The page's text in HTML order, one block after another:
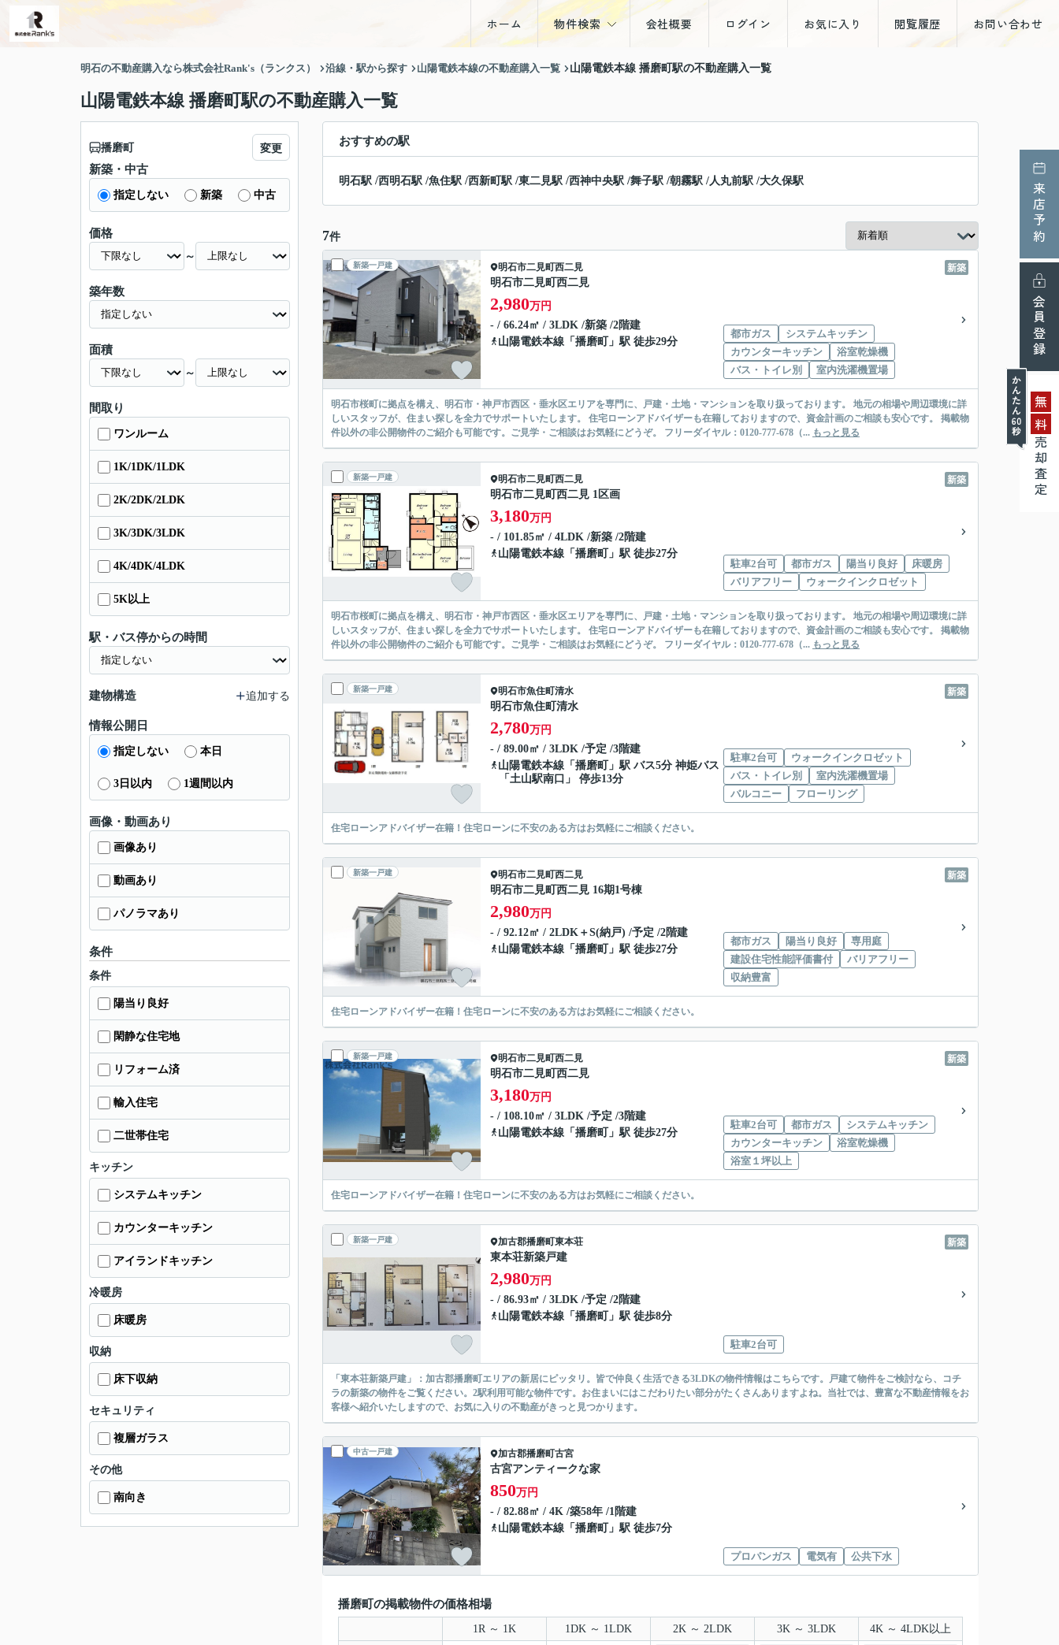
ホーム 物件検索
土地
会社概要 ログイン お気に入り 閲覧履歴 お問い合わせ
来店予約
会員登録
無
料
売却査定
明石の不動産購入なら株式会社Rank's（ランクス） 沿線・駅から探す 山陽電鉄本線の不動産購入一覧 山陽電鉄本線 播磨町駅の不動産購入一覧
山陽電鉄本線 播磨町駅の不動産購入一覧
おすすめの駅
明石駅 /西明石駅 /魚住駅 /西新町駅 /東二見駅 /西神中央駅 /舞子駅 /朝霧駅 /人丸前駅 /大久保駅
7件
新築一戸建 新築
明石市二見町西二見
明石市二見町西二見
2,980万円
- / 66.24㎡ / 3LDK /新築 /2階建
山陽電鉄本線 「 播磨町 」駅 徒歩29分
都市ガス
システムキッチン
カウンターキッチン
浴室乾燥機
バス・トイレ別
室内洗濯機置場
明石市桜町に拠点を構え、明石市・神戸市西区・垂水区エリアを専門に、戸建・土地・マンションを取り扱っております。 地元の相場や周辺環境に詳
しいスタッフが、住まい探しを全力でサポートいたします。 住宅ローンアドバイザーも在籍しておりますので、資金計画のご相談も安心です。 掲載物
件以外の非公開物件のご紹介も可能です。ご見学・ご相談はお気軽にどうぞ。 フリーダイヤル：0120-777-678（... もっと見る
新築一戸建 新築
明石市二見町西二見
明石市二見町西二見 1区画
3,180万円
- / 101.85㎡ / 4LDK /新築 /2階建
山陽電鉄本線 「 播磨町
」駅 徒歩27分
駐車2台可
都市ガス 陽当り良好
床暖房
バリアフリー
ウォークインクロゼット
明石市桜町に拠点を構え、明石市・神戸市西区・垂水区エリアを専門に、戸建・土地・マンションを取り扱っております。 地元の相場や周辺環境に詳
しいスタッフが、住まい探しを全力でサポートいたします。 住宅ローンアドバイザーも在籍しておりますので、資金計画のご相談も安心です。 掲載物
件以外の非公開物件のご紹介も可能です。ご見学・ご相談はお気軽にどうぞ。 フリーダイヤル：0120-777-678（... もっと見る
新築一戸建 新築
明石市魚住町清水
明石市魚住町清水
2,780万円
- / 89.00㎡ / 3LDK /予定 /3階建
山陽電鉄本線 「 播磨町
」駅 バス5分 神姫バス
「土山駅南口」 停歩13分
駐車2台可
ウォークインクロゼット
バス・トイレ別
室内洗濯機置場
バルコニー
フローリング
住宅ローンアドバイザー在籍！住宅ローンに不安のある方はお気軽にご相談ください。
新築一戸建 新築
明石市二見町西二見
明石市二見町西二見 16期1号棟
2,980万円
- / 92.12㎡ / 2LDK＋S(納戸) /予定 /2階建
山陽電鉄本線 「 播磨町 」駅 徒歩27分
都市ガス 陽当り良好
専用庭
建設住宅性能評価書付
バリアフリー
収納豊富
住宅ローンアドバイザー在籍！住宅ローンに不安のある方はお気軽にご相談ください。
新築一戸建 新築
明石市二見町西二見
明石市二見町西二見
3,180万円
- / 108.10㎡ / 3LDK /予定 /3階建
山陽電鉄本線 「 播磨町 」駅 徒歩27分
駐車2台可 都市ガス
システムキッチン
カウンターキッチン
浴室乾燥機
浴室１坪以上
住宅ローンアドバイザー在籍！住宅ローンに不安のある方はお気軽にご相談ください。
新築一戸建 新築
加古郡播磨町東本荘
東本荘新築戸建
2,980万円
- / 86.93㎡ / 3LDK /予定 /2階建
山陽電鉄本線 「 播磨町 」駅 徒歩8分
駐車2台可
「東本荘新築戸建」：加古郡播磨町エリアの新居にピッタリ。皆で仲良く生活できる3LDKの物件情報はこちらです。戸建て物件をご検討なら、コチ
ラの新築の物件をご覧ください。2駅利用可能な物件です。お住まいにはこだわりたい部分がたくさんありますよね。当社では、豊富な不動産情報をお
客様へ紹介いたしますので、お気に入りの不動産がきっと見つかります。
中古一戸建 加古郡播磨町古宮
古宮アンティークな家
850万円
- / 82.88㎡ / 4K /築58年 /1階建
山陽電鉄本線 「 播磨町 」駅 徒歩7分
プロパンガス 電気有 公共下水
播磨町の掲載物件の価格相場
1R ～ 1K 1DK ～ 1LDK 2K ～ 2LDK 3K ～ 3LDK 4K ～ 4LDK以上
播磨町 変更
新築・中古
指定しない 新築 中古
価格
～
築年数
面積
～
間取り
ワンルーム
1K/1DK/1LDK
2K/2DK/2LDK
3K/3DK/3LDK
4K/4DK/4LDK
5K以上
駅・バス停からの時間
建物構造 追加する
情報公開日
指定しない 本日
3日以内 1週間以内
画像・動画あり
画像あり
動画あり
パノラマあり
条件
条件
陽当り良好
閑静な住宅地
リフォーム済
輸入住宅
二世帯住宅
キッチン
システムキッチン
カウンターキッチン
アイランドキッチン
冷暖房
床暖房
収納
床下収納
セキュリティ
複層ガラス
その他
南向き